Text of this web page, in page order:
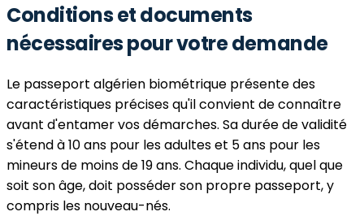
Conditions et documents
nécessaires pour votre demande
Le passeport algérien biométrique présente des
caractéristiques précises qu'il convient de connaître
avant d'entamer vos démarches. Sa durée de validité
s'étend à 10 ans pour les adultes et 5 ans pour les
mineurs de moins de 19 ans. Chaque individu, quel que
soit son âge, doit posséder son propre passeport, y
compris les nouveau-nés.